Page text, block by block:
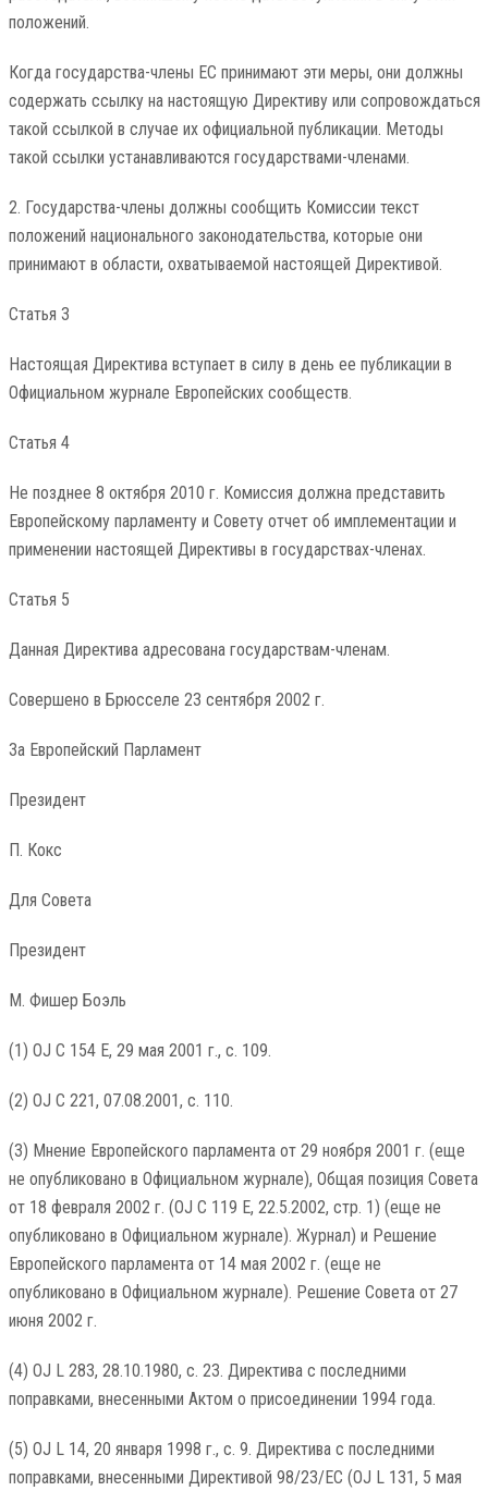
положений.
Когда государства-члены ЕС принимают эти меры, они должны
содержать ссылку на настоящую Директиву или сопровождаться
такой ссылкой в ​​случае их официальной публикации. Методы
такой ссылки устанавливаются государствами-членами.
2. Государства-члены должны сообщить Комиссии текст
положений национального законодательства, которые они
принимают в области, охватываемой настоящей Директивой.
Статья 3
Настоящая Директива вступает в силу в день ее публикации в
Официальном журнале Европейских сообществ.
Статья 4
Не позднее 8 октября 2010 г. Комиссия должна представить
Европейскому парламенту и Совету отчет об имплементации и
применении настоящей Директивы в государствах-членах.
Статья 5
Данная Директива адресована государствам-членам.
Совершено в Брюсселе 23 сентября 2002 г.
За Европейский Парламент
Президент
П. Кокс
Для Совета
Президент
М. Фишер Боэль
(1) OJ C 154 E, 29 мая 2001 г., с. 109.
(2) OJ C 221, 07.08.2001, с. 110.
(3) Мнение Европейского парламента от 29 ноября 2001 г. (еще
не опубликовано в Официальном журнале), Общая позиция Совета
от 18 февраля 2002 г. (OJ C 119 E, 22.5.2002, стр. 1) (еще не
опубликовано в Официальном журнале). Журнал) и Решение
Европейского парламента от 14 мая 2002 г. (еще не
опубликовано в Официальном журнале). Решение Совета от 27
июня 2002 г.
(4) OJ L 283, 28.10.1980, с. 23. Директива с последними
поправками, внесенными Актом о присоединении 1994 года.
(5) OJ L 14, 20 января 1998 г., с. 9. Директива с последними
поправками, внесенными Директивой 98/23/EC (OJ L 131, 5 мая